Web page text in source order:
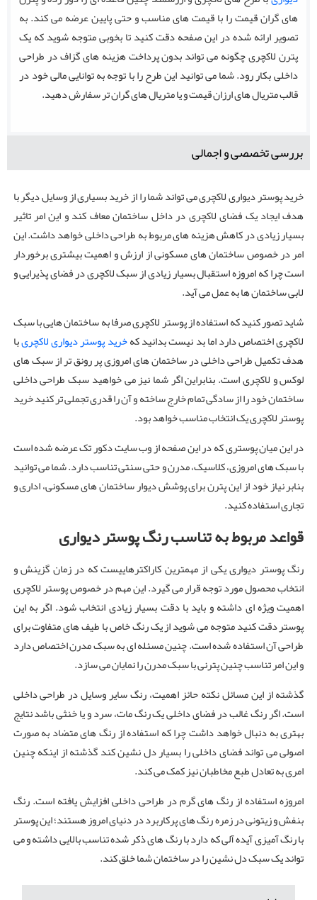
های گران قیمت را با قیمت های مناسب و حتی پایین عرضه می کند. به
تصویر ارائه شده در این صفحه دقت کنید تا بخوبی متوجه شوید که یک
پترن لاکچری چگونه می تواند بدون پرداخت هزینه های گزاف در طراحی
داخلی بکار رود. شما می توانید این طرح را با توجه به توانایی مالی خود در
قالب متریال های ارزان قیمت و یا متریال های گران تر سفارش دهید.
بررسی تخصصی و اجمالی
خرید پوستر دیواری لاکچری می تواند شما را از خرید بسیاری از وسایل دیگر با
هدف ایجاد یک فضای لاکچری در داخل ساختمان معاف کند و این امر تاثیر
بسیار زیادی در کاهش هزینه های مربوط به طراحی داخلی خواهد داشت. این
امر در خصوص ساختمان های مسکونی از ارزش و اهمیت بیشتری برخوردار
است چرا که امروزه استقبال بسیار زیادی از سبک لاکچری در فضای پذیرایی و
لابی ساختمان ها به عمل می آید.
شاید تصور کنید که استفاده از پوستر لاکچری صرفا به ساختمان هایی با سبک
لاکچری اختصاص دارد اما بد نیست بدانید کهخرید پوستر دیواری لاکچریبا
هدف تکمیل طراحی داخلی در ساختمان های امروزی پر رونق تر از سبک های
لوکس و لاکچری است. بنابراین اگر شما نیز می خواهید سبک طراحی داخلی
ساختمان خود را از سادگی تمام خارج ساخته و آن را قدری تجملی تر کنید خرید
پوستر لاکچری یک انتخاب مناسب خواهد بود.
در این میان پوستری که در این صفحه از وب سایت دکور تک عرضه شده است
با سبک های امروزی، کلاسیک، مدرن و حتی سنتی تناسب دارد. شما می توانید
بنابر نیاز خود از این پترن برای پوشش دیوار ساختمان های مسکونی، اداری و
تجاری استفاده کنید.
قواعد مربوط به تناسب رنگ پوستر دیواری
رنگ پوستر دیواری یکی از مهمترین کاراکترهاییست که در زمان گزینش و
انتخاب محصول مورد توجه قرار می گیرد. این مهم در خصوص پوستر لاکچری
اهمیت ویژه ای داشته و باید با دقت بسیار زیادی انتخاب شود. اگر به این
پوستر دقت کنید متوجه می شوید از یک رنگ خاص با طیف های متفاوت برای
طراحی آن استفاده شده است. چنین مسئله ای به سبک مدرن اختصاص دارد
و این امر تناسب چنین پترنی با سبک مدرن را نمایان می سازد.
گذشته از این مسائل نکته حائز اهمیت، رنگ سایر وسایل در طراحی داخلی
است. اگر رنگ غالب در فضای داخلی یک رنگ مات، سرد و یا خنثی باشد نتایج
بهتری به دنبال خواهد داشت چرا که استفاده از رنگ های متضاد به صورت
اصولی می تواند فضای داخلی را بسیار دل نشین کند گذشته از اینکه چنین
امری به تعادل طبع مخاطبان نیز کمک می کند.
امروزه استفاده از رنگ های گرم در طراحی داخلی افزایش یافته است. رنگ
بنفش و زیتونی در زمره رنگ های پرکاربرد در دنیای امروز هستند؛ این پوستر
با رنگ آمیزی آیده آلی که دارد با رنگ های ذکر شده تناسب بالایی داشته و می
تواند یک سبک دل نشین را در ساختمان شما خلق کند.